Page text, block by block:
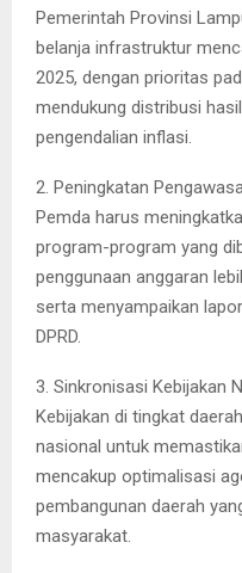
Pemerintah Provinsi
belanja infrastruktur
2025, dengan prioritas
mendukung distribusi
pengendalian inflasi.
2. Peningkatan
Pemda harus
program-program yang
penggunaan anggaran
serta menyampaikan
DPRD.
3. Sinkronisasi Kebijakan
Kebijakan di tingkat
nasional untuk
mencakup optimalisasi
pembangunan daerah
masyarakat.